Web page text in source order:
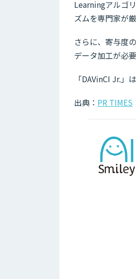
Learningアルゴ
ズムを専門家が
さらに、寄与度
データ加工が必
「DAVinCI Jr.
出典： PR TIMES